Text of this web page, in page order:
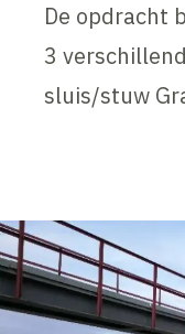
De opdracht
3
sluis/stuw